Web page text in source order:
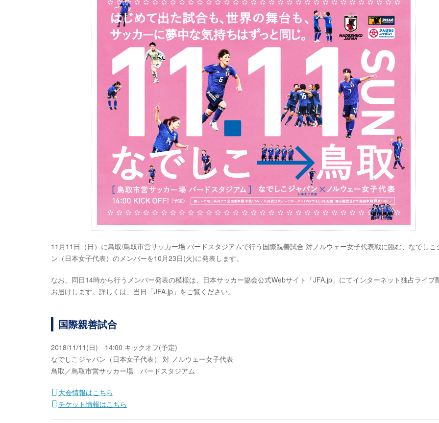
11月11日（日）に鳥取/鳥取市営サッカー場 バードスタジアムで行う国際親善試合 対ノルウェー女子代表戦に臨む、なでしこ
ン（日本女子代表）のメンバーを10月23日(火)に発表します。
なお、同日14時から行うメンバー発表の模様は、日本サッカー協会公式Webサイト「JFA.jp」にてインターネット独占ライブ
お届けします。詳しくは、当日「JFA.jp」をご覧ください。
国際親善試合
2018/11/11(日) 14:00 キックオフ(予定)
なでしこジャパン（日本女子代表） 対 ノルウェー女子代表
鳥取／鳥取市営サッカー場 バードスタジアム
大会情報はこちら
チケット情報はこちら